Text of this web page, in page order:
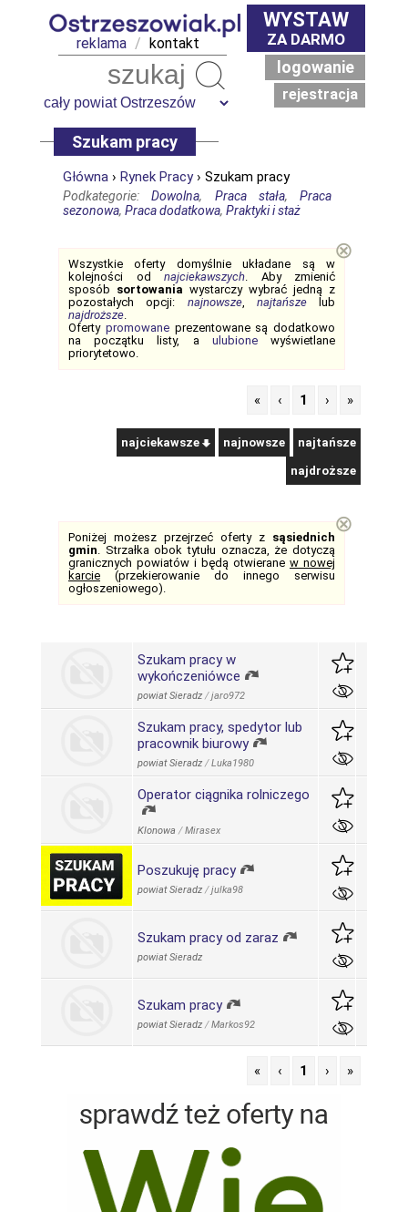
reklama / kontakt
WYSTAW
ZA DARMO
logowanie
rejestracja
Szukam pracy
Główna › Rynek Pracy› Szukam pracy
Podkategorie:Dowolna, Praca stała, Praca
sezonowa, Praca dodatkowa, Praktyki i staż
Wszystkie oferty domyślnie układane są w
kolejności od najciekawszych. Aby zmienić
sposób sortowania wystarczy wybrać jedną z
pozostałych opcji: najnowsze, najtańszelub
najdroższe.
Oferty promowaneprezentowane są dodatkowo
na początku listy, a ulubionewyświetlane
priorytetowo.
⊗
« ‹ 1 › »
najciekawsze najnowsze najtańsze
najdroższe
Poniżej możesz przejrzeć oferty z sąsiednich
gmin. Strzałka obok tytułu oznacza, że dotyczą
granicznych powiatów i będą otwierane w nowej
karcie (przekierowanie do innego serwisu
ogłoszeniowego).
⊗
Szukam pracy w
wykończeniówce
powiat Sieradz /jaro972
Szukam pracy, spedytor lub
pracownik biurowy
powiat Sieradz /Luka1980
Operator ciągnika rolniczego
Klonowa /Mirasex
Poszukuję pracy
powiat Sieradz /julka98
Szukam pracy od zaraz
powiat Sieradz
Szukam pracy
powiat Sieradz /Markos92
« ‹ 1 › »